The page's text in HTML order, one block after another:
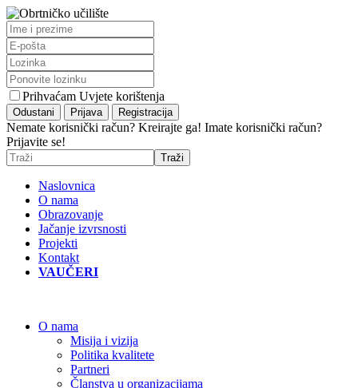
Prihvaćam Uvjete korištenja
Nemate korisnički račun? Kreirajte ga! Imate korisnički račun?
Prijavite se!
Naslovnica
O nama
Obrazovanje
Jačanje izvrsnosti
Projekti
Kontakt
VAUČERI
O nama
Misija i vizija
Politika kvalitete
Partneri
Članstva u organizacijama